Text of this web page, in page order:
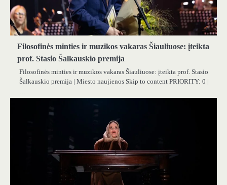
Filosofinės minties ir muzikos vakaras Šiauliuose: įteikta
prof. Stasio Šalkauskio premija
Filosofinės minties ir muzikos vakaras Šiauliuose: įteikta prof. Stasio
Šalkauskio premija | Miesto naujienos Skip to content PRIORITY: 0 |
…